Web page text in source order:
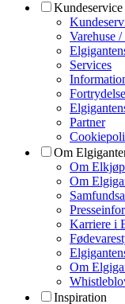
Kundeservice
Varehuse
Services
Partner
Om
Om
Om
Karriere i
Om
Inspiration